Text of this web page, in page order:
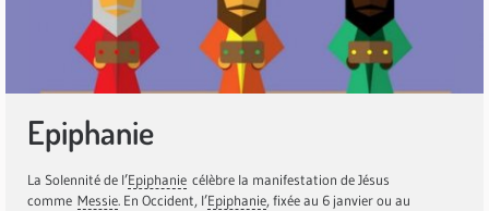
Epiphanie
La Solennité de l’Epiphanie célèbre la manifestation de Jésus
comme Messie. En Occident, l’Epiphanie, fixée au 6 janvier ou au